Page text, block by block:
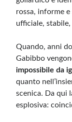
rossa, informe
ufficiale,
Quando, anni
Gabibbo
impossibile da
quanto
scenica. Da qui
esplosiva: